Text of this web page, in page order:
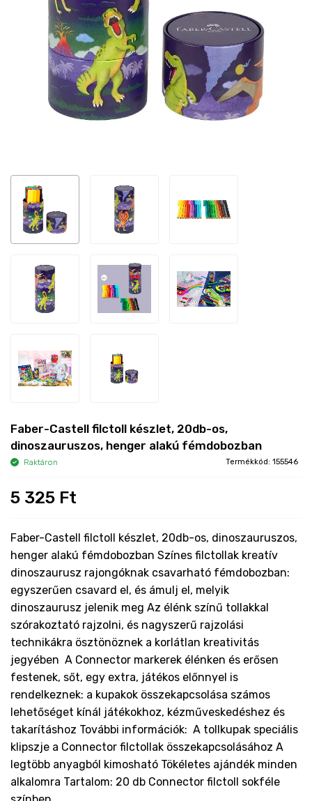
Faber-Castell filctoll készlet, 20db-os,
dinoszauruszos, henger alakú fémdobozban
Raktáron Termékkód: 155546
Faber-Castell filctoll készlet, 20db-os, dinoszauruszos,
henger alakú fémdobozban Színes filctollak kreatív
dinoszaurusz rajongóknak csavarható fémdobozban:
egyszerűen csavard el, és ámulj el, melyik
dinoszaurusz jelenik meg Az élénk színű tollakkal
szórakoztató rajzolni, és nagyszerű rajzolási
technikákra ösztönöznek a korlátlan kreativitás
jegyében A Connector markerek élénken és erősen
festenek, sőt, egy extra, játékos előnnyel is
rendelkeznek: a kupakok összekapcsolása számos
lehetőséget kínál játékokhoz, kézműveskedéshez és
takarításhoz További információk: A tollkupak speciális
klipszje a Connector filctollak összekapcsolásához A
legtöbb anyagból kimosható Tökéletes ajándék minden
alkalomra Tartalom: 20 db Connector filctoll sokféle
5 325 Ft